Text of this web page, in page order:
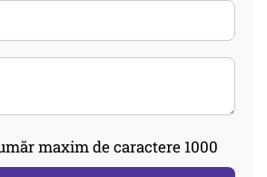
maxim de caractere 1000